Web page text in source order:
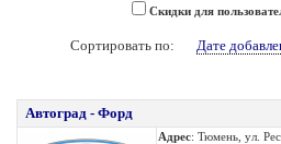
Cкидки для
Сортировать по: Дате
Автоград - Форд
Адрес: Тюмень, ул.